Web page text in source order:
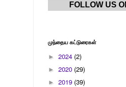
FOLLOW US
முந்தைய கட்டுரைகள்
► 2024 (2)
► 2020 (29)
► 2019 (39)